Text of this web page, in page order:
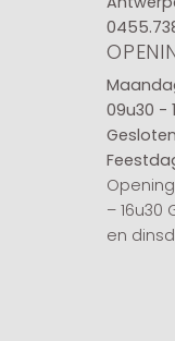
09u30 -
Gesloten
–
en